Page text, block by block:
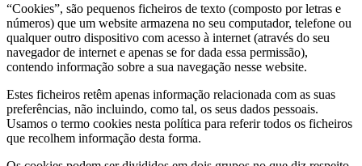
“Cookies”, são pequenos ficheiros de texto (composto por letras e
números) que um website armazena no seu computador, telefone ou
qualquer outro dispositivo com acesso à internet (através do seu
navegador de internet e apenas se for dada essa permissão),
contendo informação sobre a sua navegação nesse website.
Estes ficheiros retêm apenas informação relacionada com as suas
preferências, não incluindo, como tal, os seus dados pessoais.
Usamos o termo cookies nesta política para referir todos os ficheiros
que recolhem informação desta forma.